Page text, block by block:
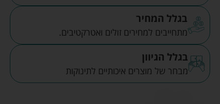
בגלל המחיר
מתחייבים למחירים זולים ואטרקטיבים.
בגלל הגיוון
מבחר של מוצרים איכותיים לתינוקות